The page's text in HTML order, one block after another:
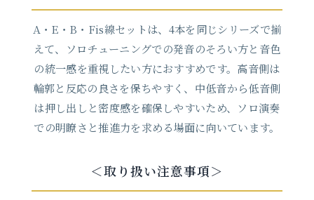
A・E・B・Fis線セットは、4本を同じシリーズで揃
えて、ソロチューニングでの発音のそろい方と音色
の統一感を重視したい方におすすめです。高音側は
輪郭と反応の良さを保ちやすく、中低音から低音側
は押し出しと密度感を確保しやすいため、ソロ演奏
での明瞭さと推進力を求める場面に向いています。
＜取り扱い注意事項＞